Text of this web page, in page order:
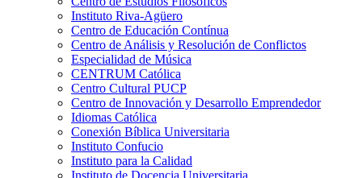
Instituto Riva-Agüero
Centro de Educación Contínua
Centro de Análisis y Resolución de Conflictos
Especialidad de Música
CENTRUM Católica
Centro Cultural PUCP
Centro de Innovación y Desarrollo Emprendedor
Idiomas Católica
Conexión Bíblica Universitaria
Instituto Confucio
Instituto para la Calidad
Instituto de Docencia Universitaria